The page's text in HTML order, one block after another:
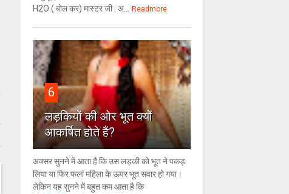
H2O ( बोल कर) मास्टर जी : अ...
Readmore
6
लड़कियों की ओर भूत क्‍यों
आकर्षित होते हैं?
अक्सर सुनने में आता है कि उस लड़की को भूत ने पकड़
लिया या फिर फलां महिला के ऊपर भूत सवार हो गया।
लेकिन यह सुनने में बहुत कम आता है कि